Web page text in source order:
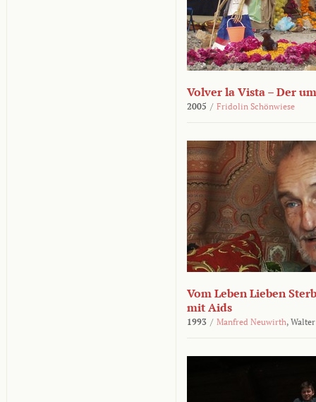
Volver la Vista – Der
2005 / Fridolin Schönwiese
Vom Leben Lieben
mit Aids
1993 / Manfred Neuwirth,